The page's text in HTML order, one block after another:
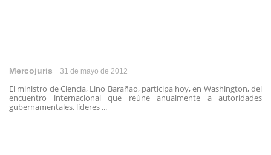
Mercojuris 31 de mayo de 2012
El ministro de Ciencia, Lino Barañao, participa hoy, en Washington, del
encuentro internacional que reúne anualmente a autoridades
gubernamentales, líderes ...